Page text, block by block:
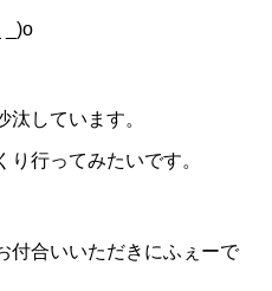
_)o
しています。
行ってみたいです。
付合いいただきにふぇーで